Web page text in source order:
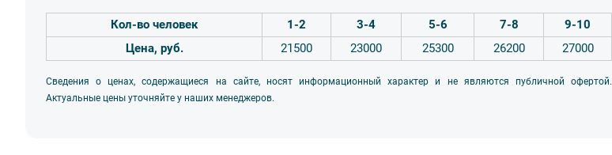
Кол-во человек 1-2 3-4 5-6 7-8
9-10
Цена, руб.
21500 23000 25300 26200 27000
Сведения о ценах, содержащиеся на сайте, носят информационный характер и не являются публичной офертой.
Актуальные цены уточняйте у наших менеджеров.